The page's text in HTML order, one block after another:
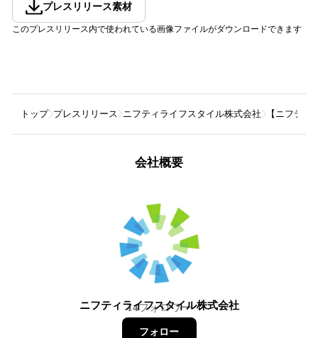
プレスリリース素材
このプレスリリース内で使われている画像ファイルがダウンロードできます
トップ プレスリリース ニフティライフスタイル株式会社 【ニフテ
会社概要
ニフティライフスタイル株式会社
14フォロワー
フォロー